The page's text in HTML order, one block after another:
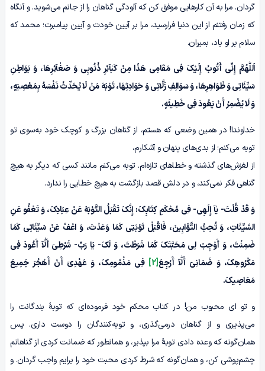
گردان. مرا به آن کارهایی موفق کن که آلودگی گناهان را از جانم می‌شوید. و آنگاه
که زمان رفتنم از این دنیا فرارسید، مرا بر آیین خودت و آیین پیامبرت؛ محمد که
سلام بر او باد، بمیران.
اَللّٰهُمَّ إِنِّی أَتُوبُ إِلَیْکَ فِی مَقَامِی هَذَا مِنْکَبٰآئِرِذُنُوبِی وَ صَغٰآئِرِهَا، وَ بَوَاطِنِ
سَیِّئَاتِی وَ ظَوَاهِرِهَا، وَ سَوَالِفِ زَلَّاتِی وَ حَوَادِثِهَا، تَوْبَهَ مَنْ لَا یُحَدِّثُ نَفْسَهُ بِمَعْصِیَهٍ،
وَ لَا یُضْمِرُ أَنْ یَعُودَ فِی خَطِیئَهٍ.
خداوندا! در همین وضعی که هستم، از گناهان بزرگ و کوچک خود به‌سوی تو
توبه می‌کنم؛ از بدی‌های پنهان و آشکارم،
از لغزش‌های گذشته‌ و خطاهای تازه‌ام. توبه می‌کنم مانند کسی که دیگر به هیچ
گناهی فکر نمی‌کند، و در دلش قصد بازگشت به هیچ خطایی را ندارد.
وَ قَدْ قُلْتَ- یٰآإِلَهِی- فِی مُحْکَمِ کِتَابِکَ: إِنَّکَ تَقْبَلُ التَّوْبَهَ عَنْ عِبَادِکَ، وَ تَعْفُو عَنِ
السَّیِّئَاتِ، وَ تُحِبُّ التَّوَّابِینَ، فَاقْبَلْ تَوْبَتِی کَمَا وَعَدْتَ، وَ اعْفُ عَنْ سَیِّئَاتِی کَمَا
ضَمِنْتَ، وَ أَوْجِبْ لِی مَحَبَّتَکَ کَمَا شَرَطْتَ، وَ لَکَ- یَا رَبِّ-شَرْطِیٓ أَلّٰآأَعُودَ فِی
مَکْرُوهِکَ، وَضَمَانِیٓ أَلّٰآأَرْجِعَ[2] فِی مَذْمُومِکَ، وَ عَهْدِیٓأَنْ أَهْجُرَ جَمِیعَ
مَعَاصِیکَ.
و تو ای محبوب من! در کتاب محکم خود فرموده‌ای که توبۀ بندگانت را
می‌پذیری و از گناهان درمی‌گذری، و توبه‌کنندگان را دوست داری. پس
همان‌گونه که وعده دادی توبۀ مرا بپذیر، و همانطور که ضمانت کردی از گناهانم
چشم‌پوشی کن، و همان‌گونه که شرط کردی محبت خود را برایم واجب گردان. و